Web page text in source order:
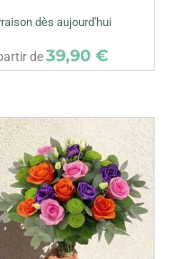
dès aujourd'hui
de39,90 €